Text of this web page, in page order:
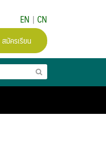
EN | CN
สมัครเรียน